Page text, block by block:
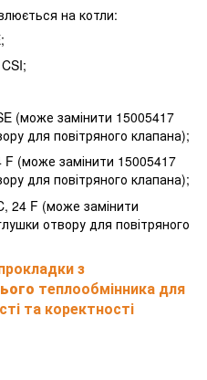
на котли:
(може замінити 15005417
для повітряного клапана);
F (може замінити 15005417
для повітряного клапана);
24 F (може замінити
отвору для повітряного
з
теплообмінника для
та коректності